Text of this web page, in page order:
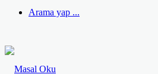
Arama yap ...